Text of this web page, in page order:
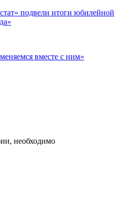
подвели итоги юбилейной
вместе с ним»
необходимо